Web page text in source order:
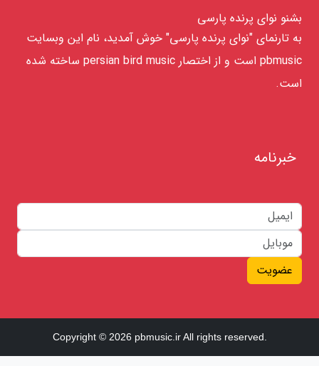
بشنو نوای پرنده پارسی
به تارنمای "نوای پرنده پارسی" خوش آمدید، نام این وبسایت
pbmusic است و از اختصار persian bird music ساخته شده
است.
خبرنامه
عضویت
Copyright © 2026 pbmusic.ir All rights reserved.